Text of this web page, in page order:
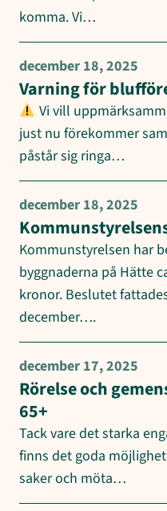
komma. Vi…
december 18, 2025
Varning för
Vi vill
just nu förekommer
påstår sig ringa…
december 18, 2025
Kommunstyrelsen har
byggnaderna på Hätte
kronor. Beslutet
december….
december 17, 2025
Rörelse och
65+
Tack vare det starka
finns det goda
saker och möta…